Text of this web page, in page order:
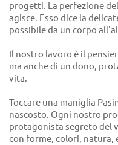
progetti. La perfezione
agisce. Esso dice la
possibile da un corpo
Il nostro lavoro è il
ma anche di un dono,
vita.
Toccare una maniglia
nascosto. Ogni nostro
protagonista segreto del
con forme, colori, natura,